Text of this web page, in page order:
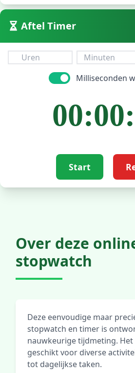
Aftel Timer
Milliseconden
Start
Over deze
stopwatch
Deze eenvoudige maar
stopwatch en timer is
nauwkeurige tijdmeting.
geschikt voor diverse
tot dagelijkse taken.